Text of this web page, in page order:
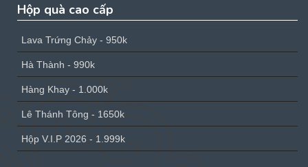
Hộp quà cao cấp
Lava Trứng Chảy - 950k
Hà Thành - 990k
Hàng Khay - 1.000k
Lê Thánh Tông - 1650k
Hộp V.I.P 2026 - 1.999k